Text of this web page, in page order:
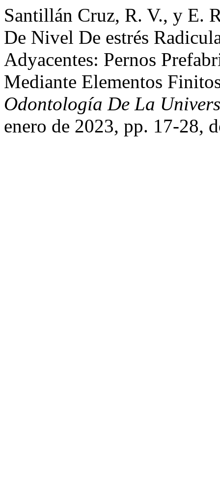
Santillán Cruz, R. V., y E.
De Nivel De estrés
Adyacentes: Pernos
Mediante Elementos
Odontología De La
enero de 2023, pp. 17-28,